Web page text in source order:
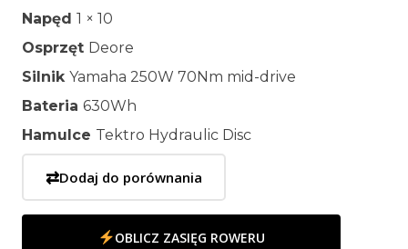
Napęd 1 × 10
Osprzęt Deore
Silnik Yamaha 250W 70Nm mid-drive
Bateria 630Wh
Hamulce Tektro Hydraulic Disc
⇄Dodaj do porównania
OBLICZ ZASIĘG ROWERU